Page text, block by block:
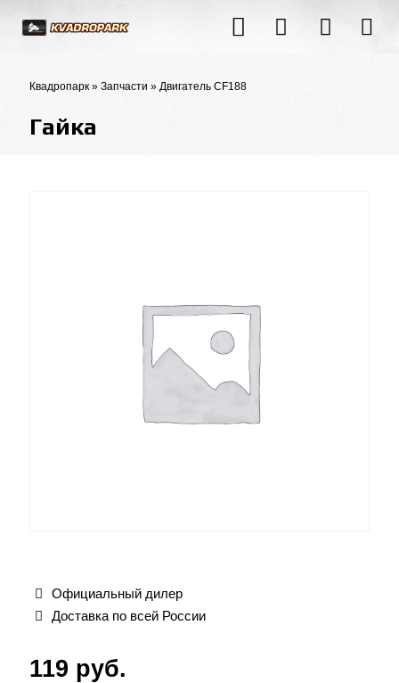
Квадропарк » Запчасти » Двигатель CF188
Гайка
Официальный дилер
Доставка по всей России
119 руб.